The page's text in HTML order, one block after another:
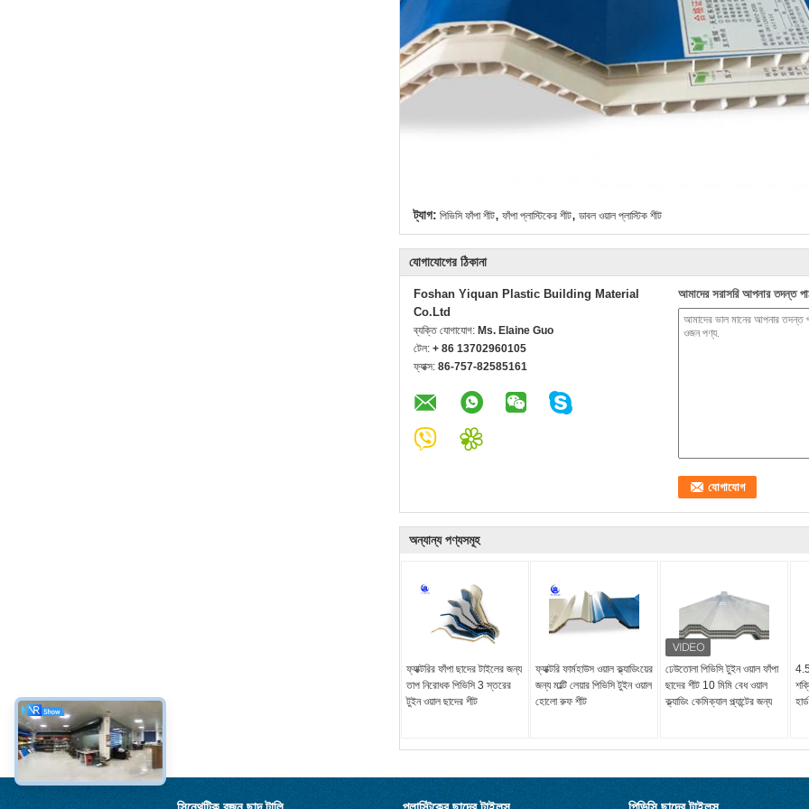
ট্যাগ: পিভিসি ফাঁপা শীট, ফাঁপা প্লাস্টিকের শীট, ডাবল ওয়াল প্লাস্টিক শীট
যোগাযোগের ঠিকানা
Foshan Yiquan Plastic Building Material
Co.Ltd
ব্যক্তি যোগাযোগ: Ms. Elaine Guo
টেল: + 86 13702960105
ফ্যাক্স: 86-757-82585161
আমাদের সরাসরি আপনার তদন্ত
অন্যান্য পণ্যসমূহ
ফ্যাক্টরির ফাঁপা ছাদের টাইলের জন্য
তাপ নিরোধক পিভিসি 3 স্তরের
টুইন ওয়াল ছাদের শীট
ফ্যাক্টরি ফার্মহাউস ওয়াল ক্ল্যাডিংয়ের
জন্য মাল্টি লেয়ার পিভিসি টুইন ওয়াল
হোলো রুফ শীট
ঢেউতোলা পিভিসি টুইন ওয়াল ফাঁপা
ছাদের শীট 10 মিমি বেধ ওয়াল
ক্ল্যাডিং কেমিক্যাল প্ল্যান্টের জন্য